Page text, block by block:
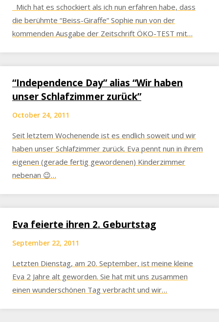
Mich hat es schockiert als ich nun erfahren habe, dass
die berühmte “Beiss-Giraffe” Sophie nun von der
kommenden Ausgabe der Zeitschrift ÖKO-TEST mit…
“Independence Day” alias “Wir haben
unser Schlafzimmer zurück”
October 24, 2011
Seit letztem Wochenende ist es endlich soweit und wir
haben unser Schlafzimmer zurück. Eva pennt nun in ihrem
eigenen (gerade fertig gewordenen) Kinderzimmer
nebenan 😉…
Eva feierte ihren 2. Geburtstag
September 22, 2011
Letzten Dienstag, am 20. September, ist meine kleine
Eva 2 Jahre alt geworden. Sie hat mit uns zusammen
einen wunderschönen Tag verbracht und wir…